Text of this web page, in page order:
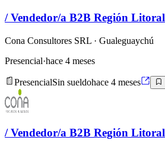
/ Vendedor/a B2B Región Litoral
Cona Consultores SRL · Gualeguaychú
Presencial·hace 4 meses
PresencialSin sueldohace 4 meses
/ Vendedor/a B2B Región Litoral